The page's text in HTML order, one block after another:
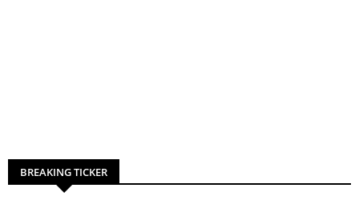
BREAKING TICKER